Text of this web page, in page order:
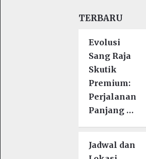
TERBARU
Evolusi
Sang Raja
Skutik
Premium:
Perjalanan
Panjang …
Jadwal dan